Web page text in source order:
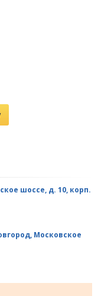
шоссе, д. 10, корп.
Московское